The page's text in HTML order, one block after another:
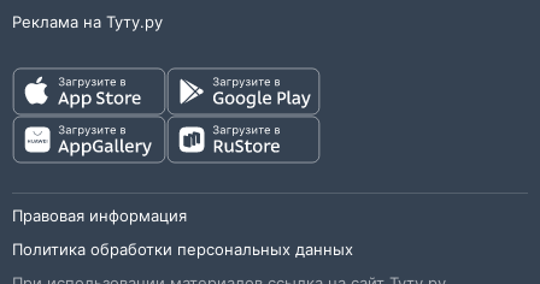
Реклама на Туту.ру
Правовая информация
Политика обработки персональных данных